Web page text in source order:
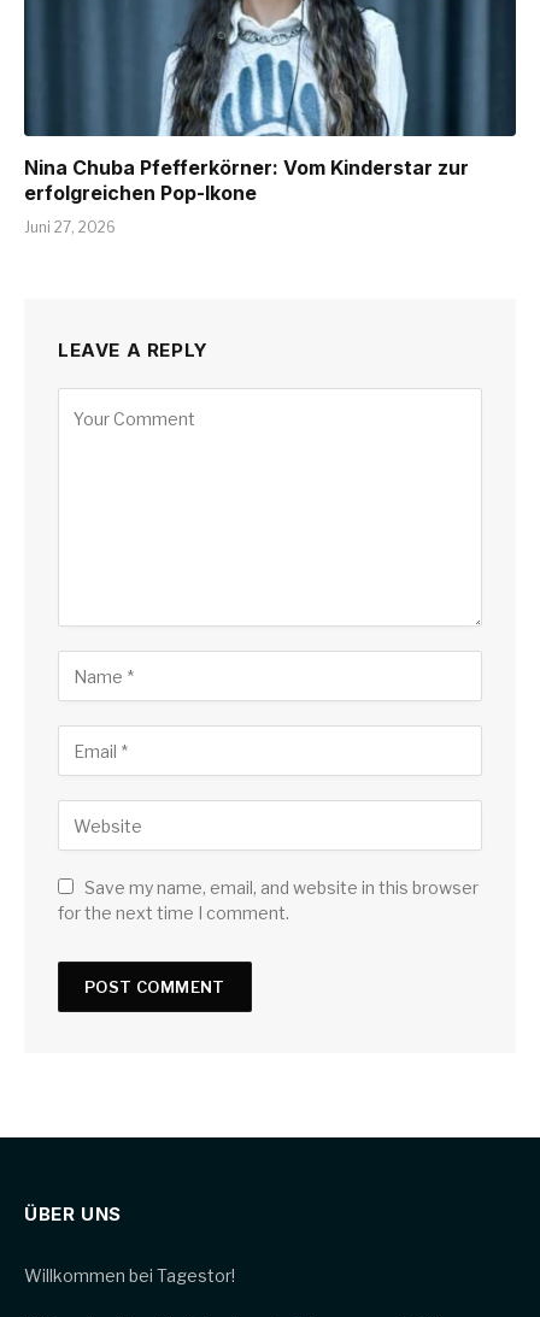
Nina Chuba Pfefferkörner: Vom Kinderstar zur
erfolgreichen Pop-Ikone
Juni 27, 2026
LEAVE A REPLY
Save my name, email, and website in this browser
for the next time I comment.
ÜBER UNS
Willkommen bei Tagestor!